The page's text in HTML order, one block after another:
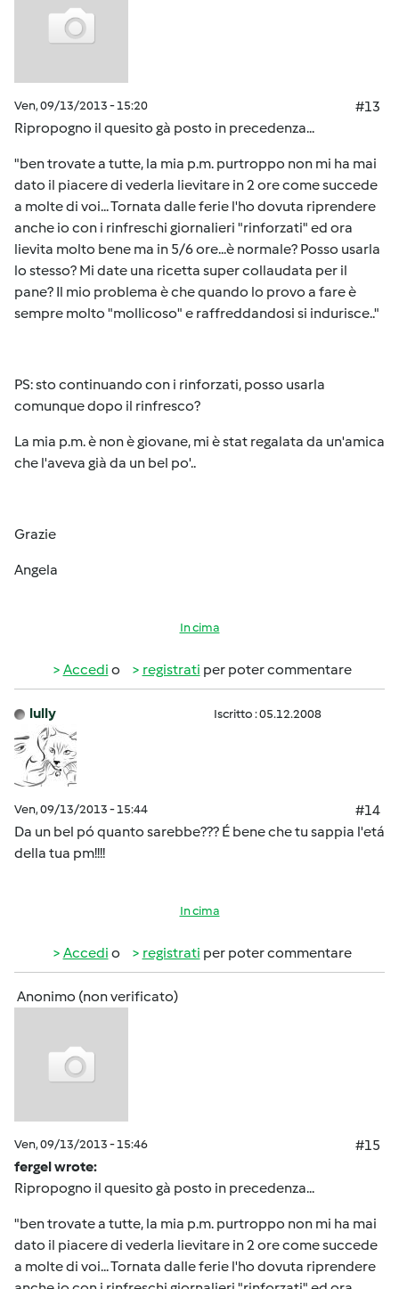
Ven, 09/13/2013 - 15:20
#13
Ripropogno il quesito gà posto in precedenza...
"ben trovate a tutte, la mia p.m. purtroppo non mi ha mai
dato il piacere di vederla lievitare in 2 ore come succede
a molte di voi... Tornata dalle ferie l'ho dovuta riprendere
anche io con i rinfreschi giornalieri "rinforzati" ed ora
lievita molto bene ma in 5/6 ore...è normale? Posso usarla
lo stesso? Mi date una ricetta super collaudata per il
pane? Il mio problema è che quando lo provo a fare è
sempre molto "mollicoso" e raffreddandosi si indurisce.."
PS: sto continuando con i rinforzati, posso usarla
comunque dopo il rinfresco?
La mia p.m. è non è giovane, mi è stat regalata da un'amica
che l'aveva già da un bel po'..
Grazie
Angela
In cima
Accedi o registrati per poter commentare
lully Iscritto : 05.12.2008
Ven, 09/13/2013 - 15:44
#14
Da un bel pó quanto sarebbe??? É bene che tu sappia l'etá
della tua pm!!!!
In cima
Accedi o registrati per poter commentare
Anonimo (non verificato)
Ven, 09/13/2013 - 15:46
#15
fergel wrote:
Ripropogno il quesito gà posto in precedenza...
"ben trovate a tutte, la mia p.m. purtroppo non mi ha mai
dato il piacere di vederla lievitare in 2 ore come succede
a molte di voi... Tornata dalle ferie l'ho dovuta riprendere